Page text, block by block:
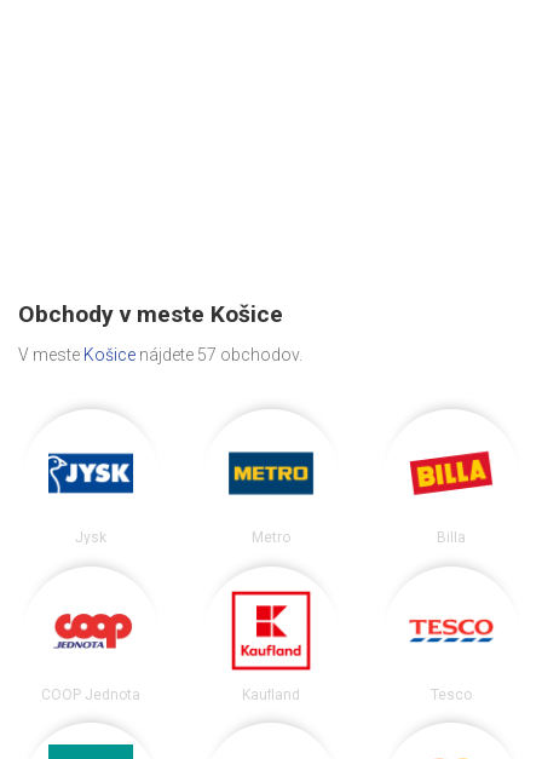
Obchody v meste Košice
V meste Košice nájdete 57 obchodov.
Jysk Metro Billa
COOP Jednota Kaufland Tesco